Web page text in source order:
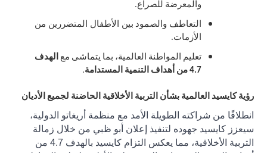
والمعرضة للصراع.
التعاطف والصمود بين الأطفال المتضررين من
الأزمات.
تعليم المواطنة العالمية، بما يتماشى مع الهدف
4.7 من أهداف التنمية المستدامة
.
رؤية كايسيد العالمية بشأن التربية الأخلاقية الحاضنة لجميع الأديان
انطلاقًا من شراكته الطويلة الأمد مع منظمة أريغاتو الدولية،
سيعزز كايسيد جهوده لتنفيذ إعلان أبو ظبي من خلال زمالة
التربية الأخلاقية، مما يعكس التزام كايسيد بالهدف 4.7 من